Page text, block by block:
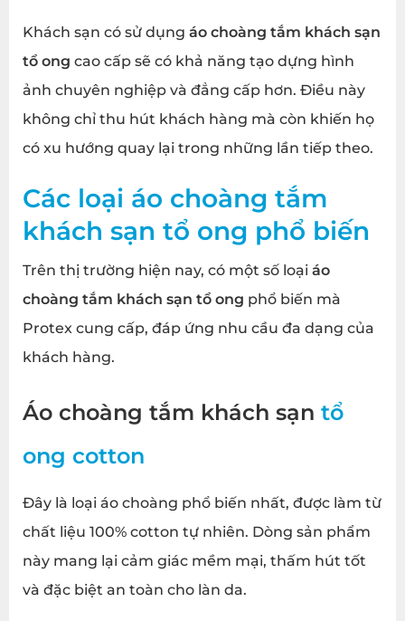
Khách sạn có sử dụng áo choàng tắm khách sạn
tổ ong cao cấp sẽ có khả năng tạo dựng hình
ảnh chuyên nghiệp và đẳng cấp hơn. Điều này
không chỉ thu hút khách hàng mà còn khiến họ
có xu hướng quay lại trong những lần tiếp theo.
Các loại áo choàng tắm
khách sạn tổ ong phổ biến
Trên thị trường hiện nay, có một số loại áo
choàng tắm khách sạn tổ ong phổ biến mà
Protex cung cấp, đáp ứng nhu cầu đa dạng của
khách hàng.
Áo choàng tắm khách sạn tổ
ong cotton
Đây là loại áo choàng phổ biến nhất, được làm từ
chất liệu 100% cotton tự nhiên. Dòng sản phẩm
này mang lại cảm giác mềm mại, thấm hút tốt
và đặc biệt an toàn cho làn da.